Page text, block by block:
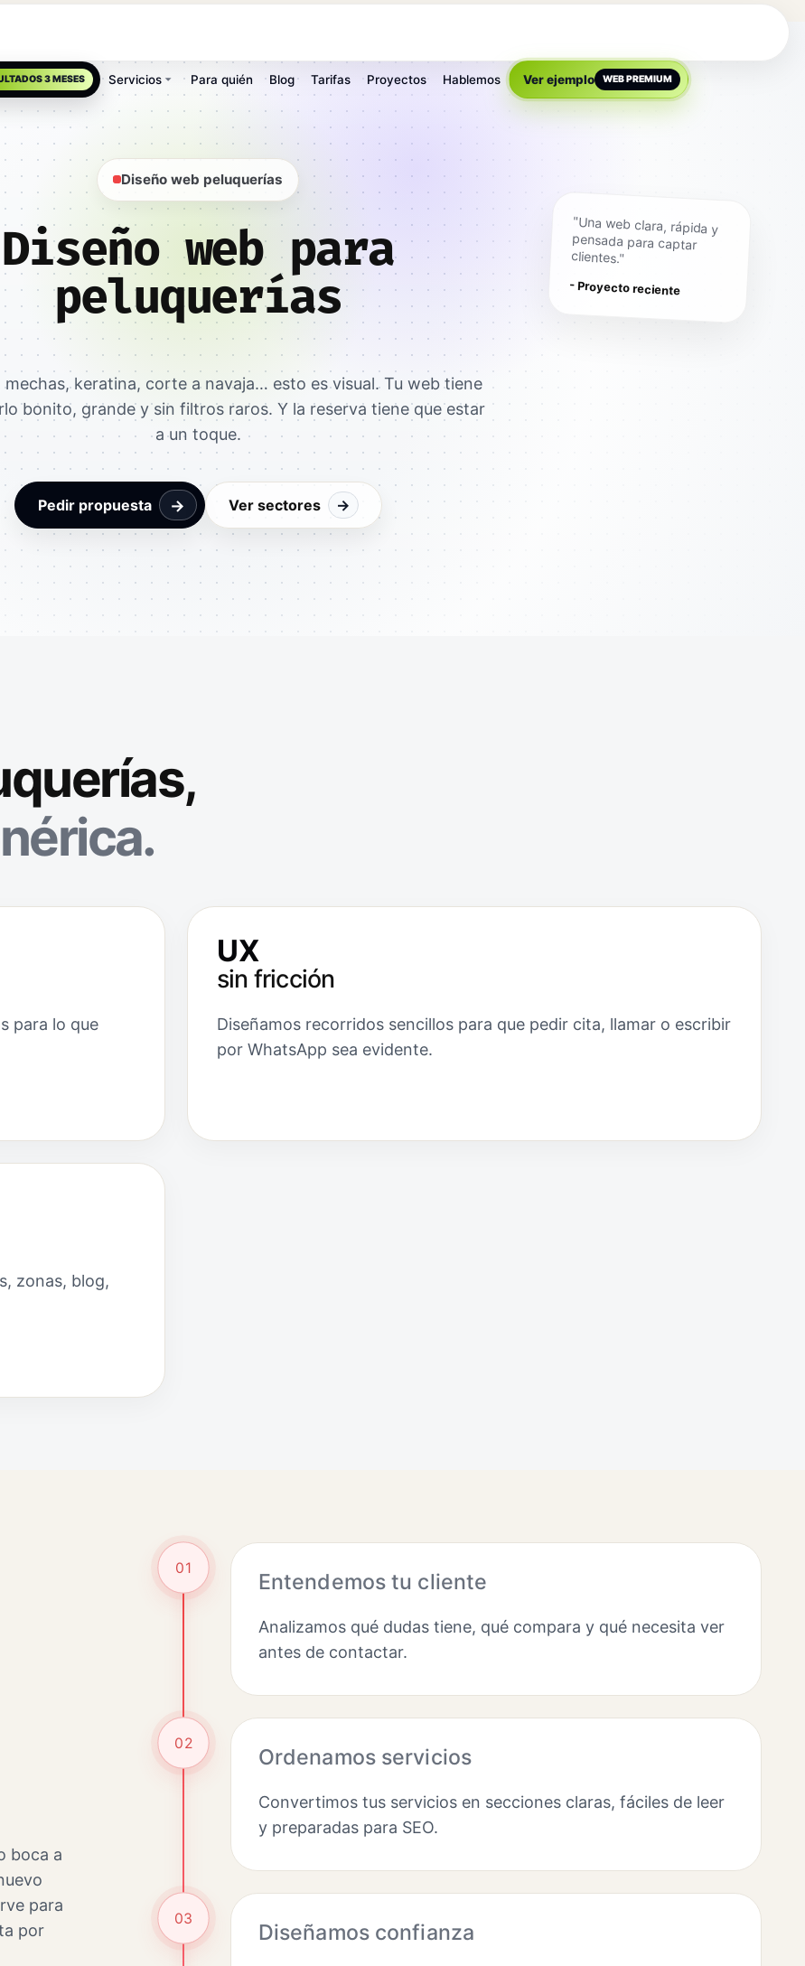
3 MESES Servicios Para quién Blog Tarifas Proyectos Hablemos Ver ejemplo WEB PREMIUM
Diseño web peluquerías
Diseño web para
peluquerías
mechas, keratina, corte a navaja… esto es visual. Tu web tiene
bonito, grande y sin filtros raros. Y la reserva tiene que estar
a un toque.
Pedir propuesta → Ver sectores →
"Una web clara, rápida y
pensada para captar
clientes."
- Proyecto reciente
para lo que
UX
sin fricción
Diseñamos recorridos sencillos para que pedir cita, llamar o escribir
por WhatsApp sea evidente.
zonas, blog,
boca a
para
por
01
Entendemos tu cliente
Analizamos qué dudas tiene, qué compara y qué necesita ver
antes de contactar.
02
Ordenamos servicios
Convertimos tus servicios en secciones claras, fáciles de leer
y preparadas para SEO.
03
Diseñamos confianza